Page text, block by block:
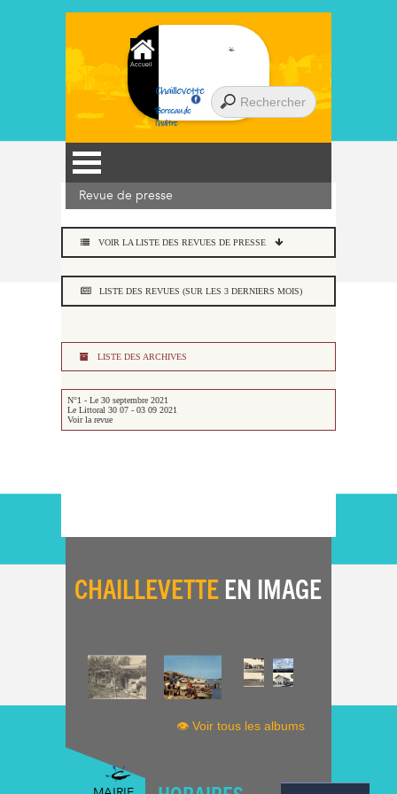
Accueil
Chaillevette
Berceau de
l'huître
Revue de presse
VOIR LA LISTE DES REVUES DE PRESSE
LISTE DES REVUES (SUR LES 3 DERNIERS MOIS)
LISTE DES ARCHIVES
N°1 - Le 30 septembre 2021
Le Littoral 30 07 - 03 09 2021
Voir la revue
CHAILLEVETTE EN IMAGE
👁 Voir tous les albums